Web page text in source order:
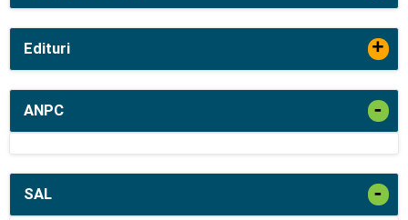
Edituri +
ANPC -
SAL -